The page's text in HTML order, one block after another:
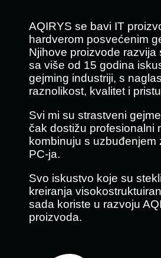
AQIRYS se bavi IT
hardverom posvećenim
Njihove proizvode razvija
sa više od 15 godina
gejming industriji, s
raznolikost, kvalitet i
Svi mi su strastveni
čak dostižu profesionalni
kombinuju s uzbuđenjem
PC-ja.
Svo iskustvo koje su
kreiranja
sada koriste u razvoju
proizvoda.